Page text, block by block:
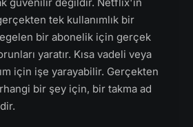
tek kullanımlık bir
bir abonelik için gerçek
yaratır. Kısa vadeli veya
için işe yarayabilir. Gerçekten
bir şey için, bir takma ad